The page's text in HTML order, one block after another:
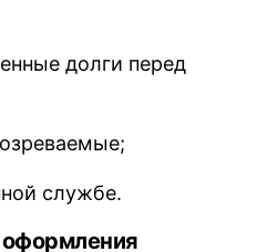
долги перед
службе.
оформления